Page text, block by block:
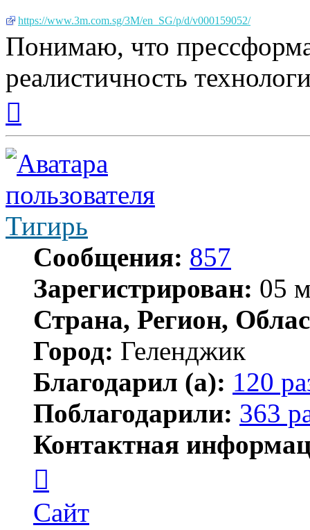
https://www.3m.com.sg/3M/en_SG/p/d/v000159052/
Понимаю, что
реалистичность
началу
Тигирь
Сообщения: 857
Зарегистрирован: 05
Страна, Регион,
Город: Геленджик
Благодарил (а): 120
Поблагодарили: 363
Контактная
пользователя
Тигирь
Сайт